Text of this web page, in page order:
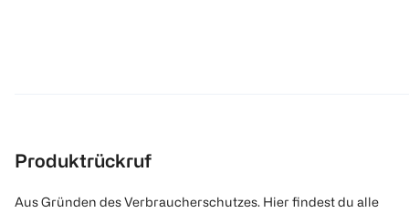
Produktrückruf
Aus Gründen des Verbraucherschutzes. Hier findest du alle